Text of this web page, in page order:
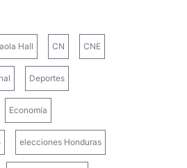
Hall CN CNE
Deportes
Economía
elecciones Honduras